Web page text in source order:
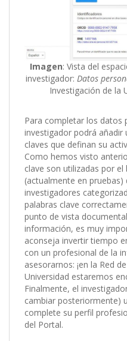
Imagen: Vista del
investigador: Datos
Investigación de la
Para completar los datos
investigador podrá añadir
claves que definan su
Como hemos visto
clave son utilizadas por
(actualmente en
investigadores
palabras clave
punto de vista
información, es muy
aconseja invertir tiempo
con un profesional de la
asesorarnos: ¡en la Red
Universidad estaremos
Finalmente, el
cambiar posteriormente)
complete su perfil
del Portal.